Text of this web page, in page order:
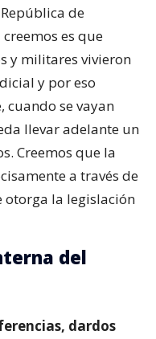
de
es que
y militares vivieron
y por eso
cuando se vayan
llevar adelante un
Creemos que la
a través de
la legislación
del
dardos